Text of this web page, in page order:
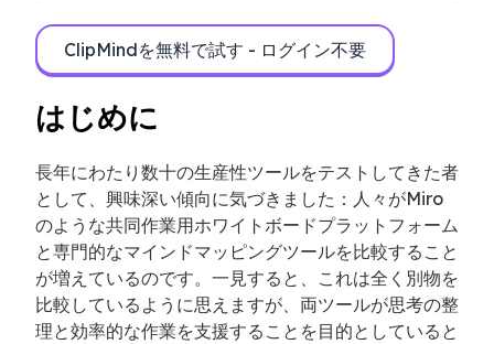
ClipMindを無料で試す - ログイン不要
はじめに
長年にわたり数十の生産性ツールをテストしてきた者
として、興味深い傾向に気づきました：人々がMiro
のような共同作業用ホワイトボードプラットフォーム
と専門的なマインドマッピングツールを比較すること
が増えているのです。一見すると、これは全く別物を
比較しているように思えますが、両ツールが思考の整
理と効率的な作業を支援することを目的としていると